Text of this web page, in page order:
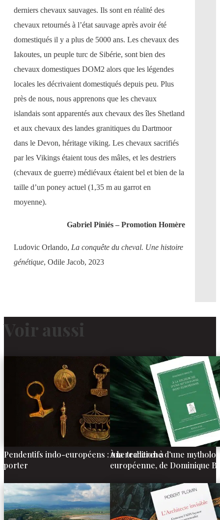
derniers chevaux sauvages. Ils sont en réalité des
chevaux retournés à l’état sauvage après avoir été
domestiqués il y a plus de 5000 ans. Les chevaux des
Iakoutes, un peuple turc de Sibérie, sont bien des
chevaux domestiques DOM2 alors que les légendes
locales les décrivaient domestiqués depuis peu. Plus
près de nous, nous apprenons que les chevaux
islandais sont apparentés aux chevaux des îles Shetland
et aux chevaux des landes granitiques du Dartmoor
dans le Devon, héritage viking. Les chevaux sacrifiés
par les Vikings étaient tous des mâles, et les destriers
(chevaux de guerre) médiévaux étaient bel et bien de la
taille d’un poney actuel (1,35 m au garrot en
moyenne).
Gabriel Piniés – Promotion Homère
Ludovic Orlando, La conquête du cheval. Une histoire
génétique, Odile Jacob, 2023
Voir aussi
Pendentifs indo-européens : une tradition à
porter
À la recherche d’une
européenne, de Dominique